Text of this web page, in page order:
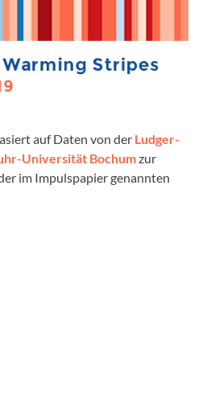
auf Daten von der Ludger-
Universität Bochumzur
im Impulspapier genannten